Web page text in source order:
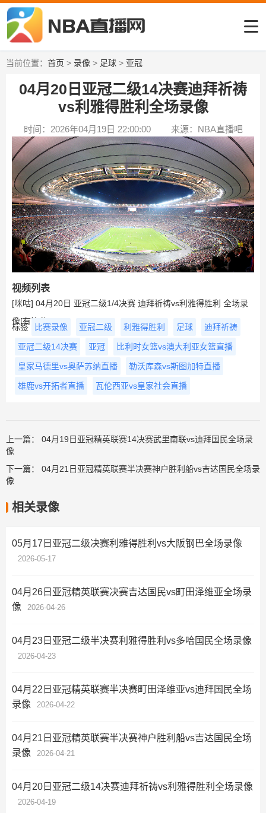
当前位置： 首页 > 录像 > 足球 > 亚冠
04月20日亚冠二级14决赛迪拜祈祷
vs利雅得胜利全场录像
时间：2026年04月19日 22:00:00 来源：NBA直播吧
视频列表
[咪咕] 04月20日 亚冠二级1/4决赛 迪拜祈祷vs利雅得胜利 全场录
像[有比分]
标签 比赛录像 亚冠二级 利雅得胜利 足球 迪拜祈祷
亚冠二级14决赛 亚冠 比利时女篮vs澳大利亚女篮直播
皇家马德里vs奥萨苏纳直播 勒沃库森vs斯图加特直播
雄鹿vs开拓者直播 瓦伦西亚vs皇家社会直播
上一篇： 04月19日亚冠精英联赛14决赛武里南联vs迪拜国民全场录
像
下一篇： 04月21日亚冠精英联赛半决赛神户胜利船vs吉达国民全场录
像
相关录像
05月17日亚冠二级决赛利雅得胜利vs大阪钢巴全场录像
2026-05-17
04月26日亚冠精英联赛决赛吉达国民vs町田泽维亚全场录
像
2026-04-26
04月23日亚冠二级半决赛利雅得胜利vs多哈国民全场录像
2026-04-23
04月22日亚冠精英联赛半决赛町田泽维亚vs迪拜国民全场
录像
2026-04-22
04月21日亚冠精英联赛半决赛神户胜利船vs吉达国民全场
录像
2026-04-21
04月20日亚冠二级14决赛迪拜祈祷vs利雅得胜利全场录像
2026-04-19